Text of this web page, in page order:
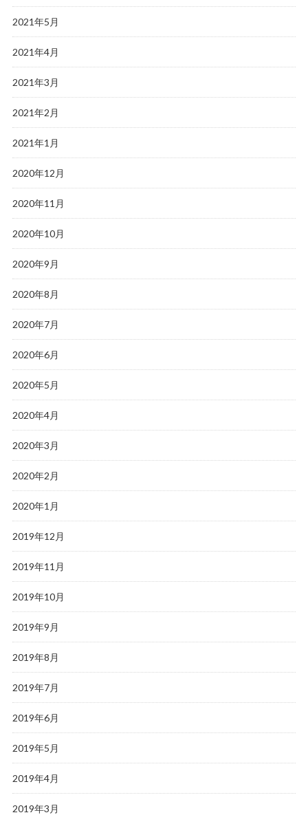
2021年5月
2021年4月
2021年3月
2021年2月
2021年1月
2020年12月
2020年11月
2020年10月
2020年9月
2020年8月
2020年7月
2020年6月
2020年5月
2020年4月
2020年3月
2020年2月
2020年1月
2019年12月
2019年11月
2019年10月
2019年9月
2019年8月
2019年7月
2019年6月
2019年5月
2019年4月
2019年3月